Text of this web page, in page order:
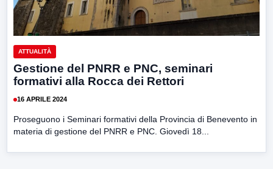
ATTUALITÀ
Gestione del PNRR e PNC, seminari
formativi alla Rocca dei Rettori
16 APRILE 2024
Proseguono i Seminari formativi della Provincia di Benevento in
materia di gestione del PNRR e PNC. Giovedì 18...